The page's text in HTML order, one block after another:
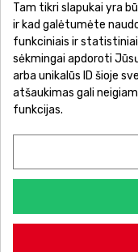
Garantinis
Prekių
Tam tikri slapukai yra
ir kad galėtumėte
funkciniais ir
sėkmingai apdoroti
arba unikalūs ID šioje
atšaukimas gali
funkcijas.